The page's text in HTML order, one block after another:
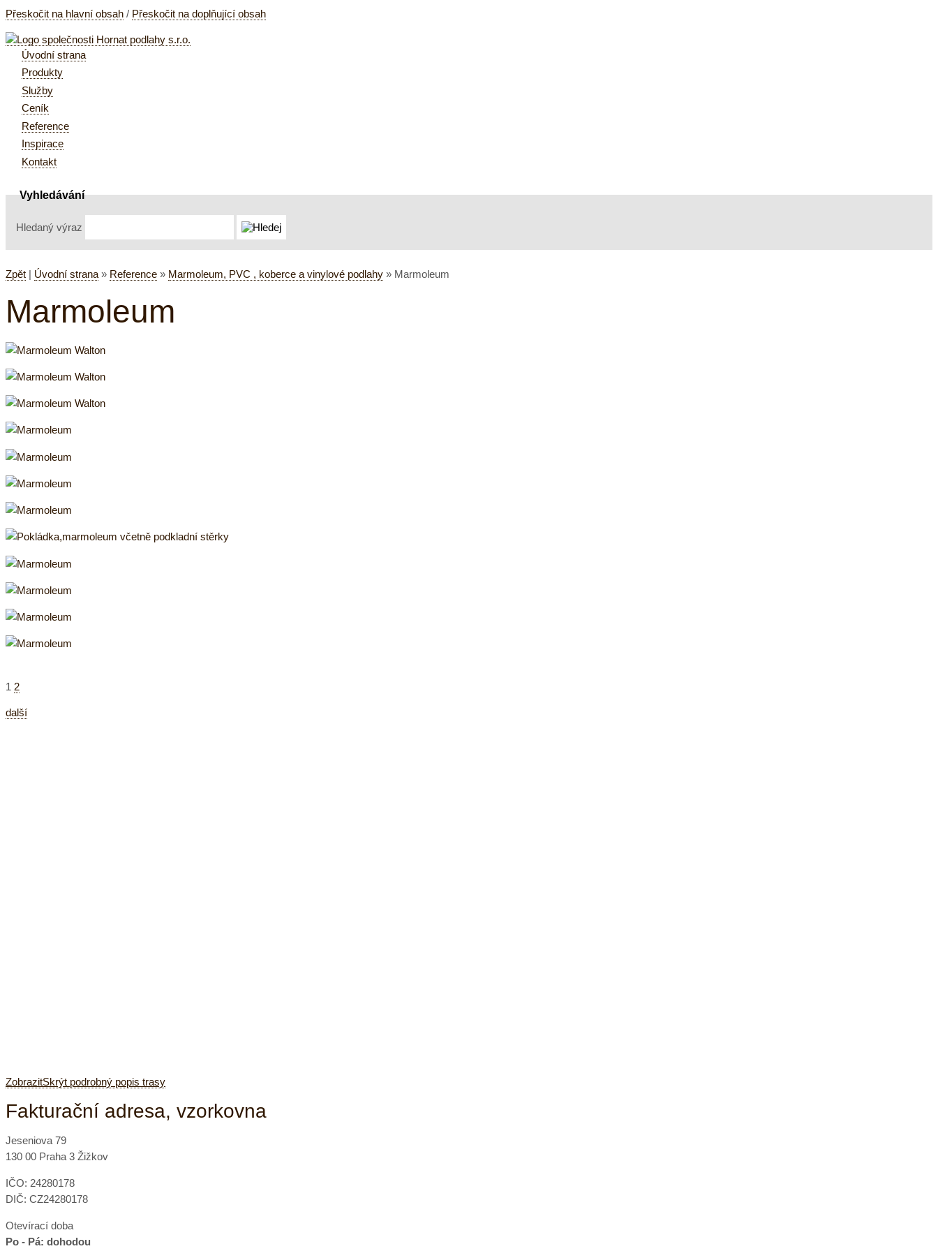
Přeskočit na hlavní obsah / Přeskočit na doplňující obsah
Úvodní strana
Produkty
Služby
Ceník
Reference
Inspirace
Kontakt
Vyhledávání
Hledaný výraz
Zpět | Úvodní strana » Reference » Marmoleum, PVC , koberce a vinylové podlahy » Marmoleum
Marmoleum
1 2
další
ZobrazitSkrýt podrobný popis trasy
Fakturační adresa, vzorkovna
Jeseniova 79
130 00 Praha 3 Žižkov
IČO: 24280178
DIČ: CZ24280178
Otevírací doba
Po - Pá: dohodou